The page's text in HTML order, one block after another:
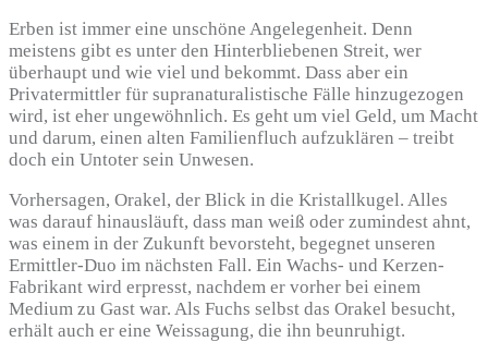
Erben ist immer eine unschöne Angelegenheit. Denn
meistens gibt es unter den Hinterbliebenen Streit, wer
überhaupt und wie viel und bekommt. Dass aber ein
Privatermittler für supranaturalistische Fälle hinzugezogen
wird, ist eher ungewöhnlich. Es geht um viel Geld, um Macht
und darum, einen alten Familienfluch aufzuklären – treibt
doch ein Untoter sein Unwesen.
Vorhersagen, Orakel, der Blick in die Kristallkugel. Alles
was darauf hinausläuft, dass man weiß oder zumindest ahnt,
was einem in der Zukunft bevorsteht, begegnet unseren
Ermittler-Duo im nächsten Fall. Ein Wachs- und Kerzen-
Fabrikant wird erpresst, nachdem er vorher bei einem
Medium zu Gast war. Als Fuchs selbst das Orakel besucht,
erhält auch er eine Weissagung, die ihn beunruhigt.